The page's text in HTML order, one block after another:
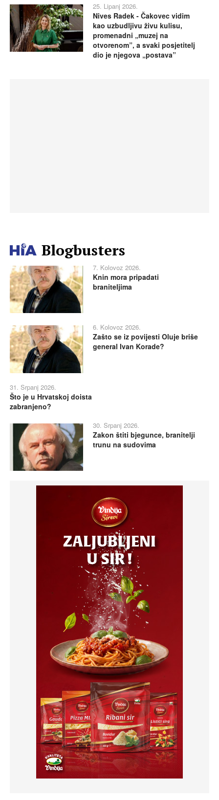
25. Lipanj 2026.
Nives Radek - Čakovec vidim
kao uzbudljivu živu kulisu,
promenadni „muzej na
otvorenom”, a svaki posjetitelj
dio je njegova „postava”
Blogbusters
7. Kolovoz 2026.
Knin mora pripadati
braniteljima
6. Kolovoz 2026.
Zašto se iz povijesti Oluje briše
general Ivan Korade?
31. Srpanj 2026.
Što je u Hrvatskoj doista
zabranjeno?
30. Srpanj 2026.
Zakon štiti bjegunce, branitelji
trunu na sudovima